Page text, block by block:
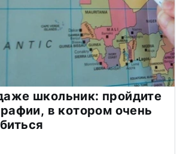
школьник: пройдите
в котором очень